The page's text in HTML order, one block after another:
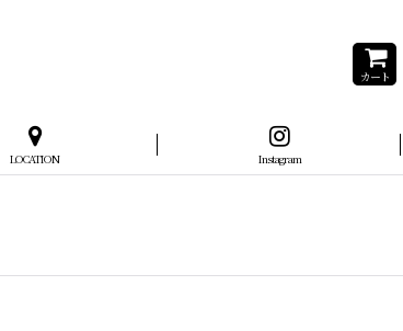
カート
LOCATION Instagram